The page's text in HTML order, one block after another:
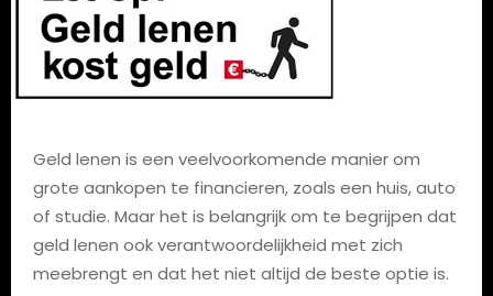
Geld lenen is een veelvoorkomende manier om
grote aankopen te financieren, zoals een huis, auto
of studie. Maar het is belangrijk om te begrijpen dat
geld lenen ook verantwoordelijkheid met zich
meebrengt en dat het niet altijd de beste optie is.